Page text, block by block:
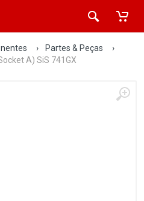
› Partes & Peças
›
A) SiS 741GX